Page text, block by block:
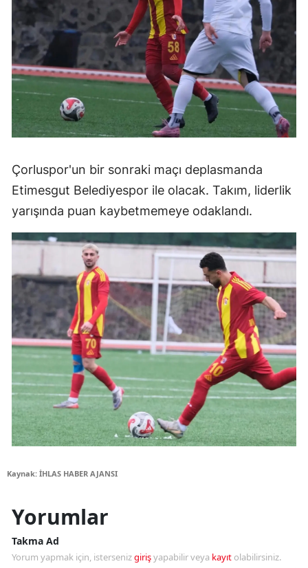
Çorluspor'un bir sonraki maçı deplasmanda
Etimesgut Belediyespor ile olacak. Takım, liderlik
yarışında puan kaybetmemeye odaklandı.
Kaynak: İHLAS HABER AJANSI
Yorumlar
Takma Ad
Yorum yapmak için, istersenizgirişyapabilir veya kayıt olabilirsiniz.